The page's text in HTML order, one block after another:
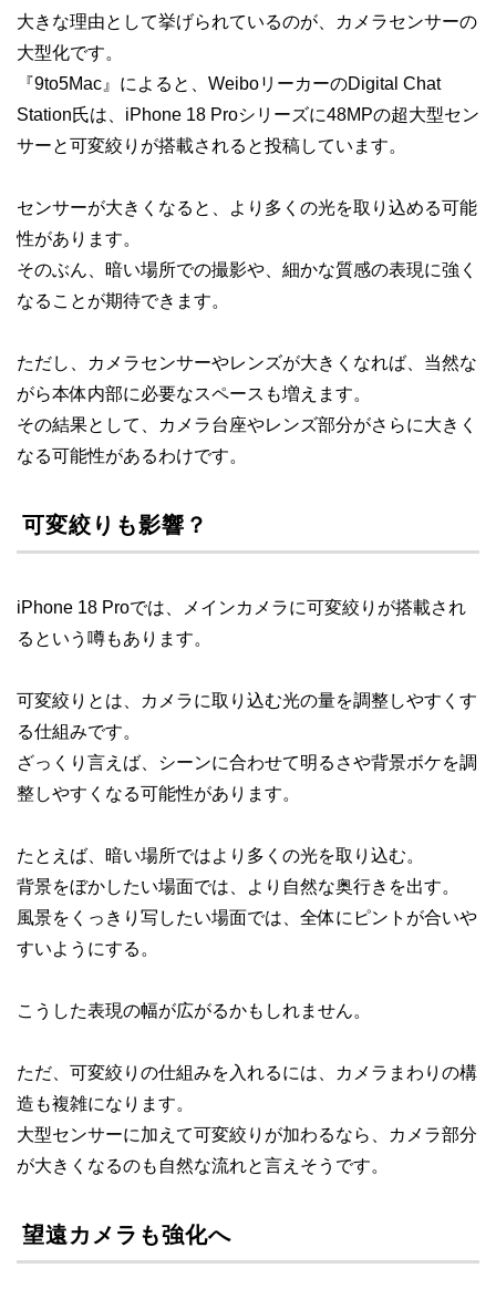
大きな理由として挙げられているのが、カメラセンサーの
大型化です。
『9to5Mac』によると、WeiboリーカーのDigital Chat
Station氏は、iPhone 18 Proシリーズに48MPの超大型セン
サーと可変絞りが搭載されると投稿しています。
センサーが大きくなると、より多くの光を取り込める可能
性があります。
そのぶん、暗い場所での撮影や、細かな質感の表現に強く
なることが期待できます。
ただし、カメラセンサーやレンズが大きくなれば、当然な
がら本体内部に必要なスペースも増えます。
その結果として、カメラ台座やレンズ部分がさらに大きく
なる可能性があるわけです。
可変絞りも影響？
iPhone 18 Proでは、メインカメラに可変絞りが搭載され
るという噂もあります。
可変絞りとは、カメラに取り込む光の量を調整しやすくす
る仕組みです。
ざっくり言えば、シーンに合わせて明るさや背景ボケを調
整しやすくなる可能性があります。
たとえば、暗い場所ではより多くの光を取り込む。
背景をぼかしたい場面では、より自然な奥行きを出す。
風景をくっきり写したい場面では、全体にピントが合いや
すいようにする。
こうした表現の幅が広がるかもしれません。
ただ、可変絞りの仕組みを入れるには、カメラまわりの構
造も複雑になります。
大型センサーに加えて可変絞りが加わるなら、カメラ部分
が大きくなるのも自然な流れと言えそうです。
望遠カメラも強化へ